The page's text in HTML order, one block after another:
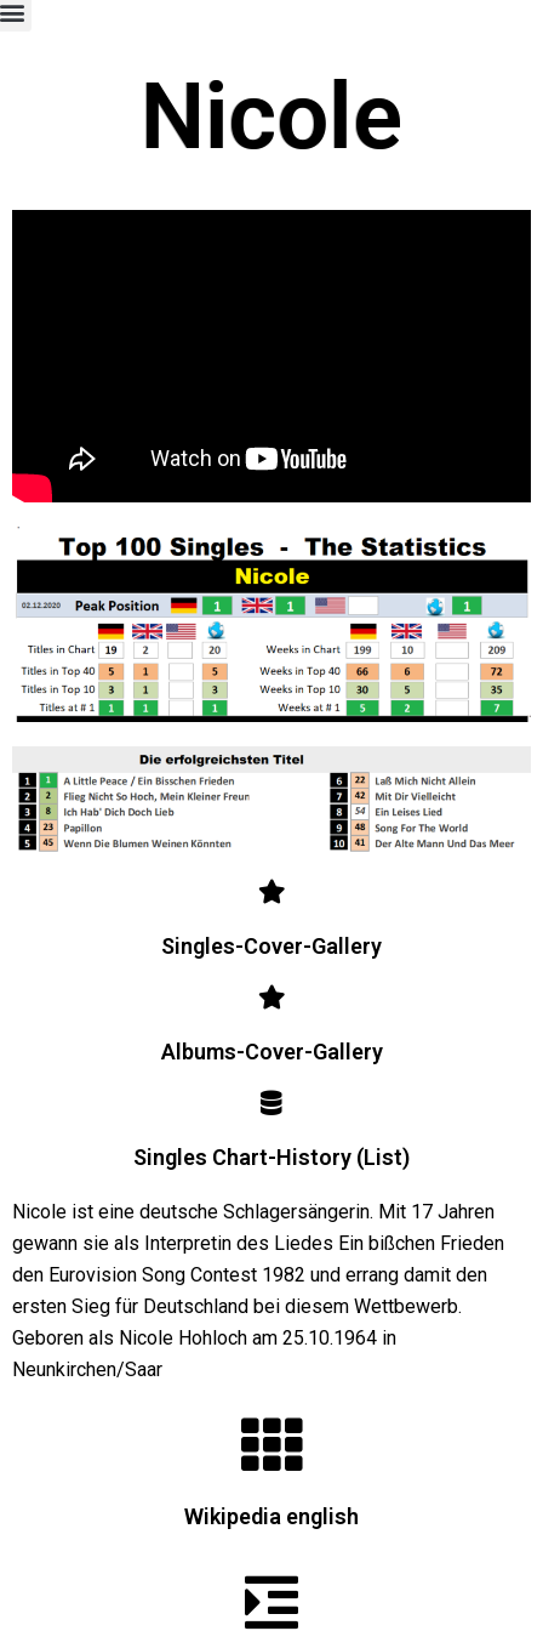
Nicole
Singles-Cover-Gallery
Albums-Cover-Gallery
Singles Chart-History (List)
Nicole ist eine deutsche Schlagersängerin. Mit 17 Jahren
gewann sie als Interpretin des Liedes Ein bißchen Frieden
den Eurovision Song Contest 1982 und errang damit den
ersten Sieg für Deutschland bei diesem Wettbewerb.
Geboren als Nicole Hohloch am 25.10.1964 in
Neunkirchen/Saar
Wikipedia english